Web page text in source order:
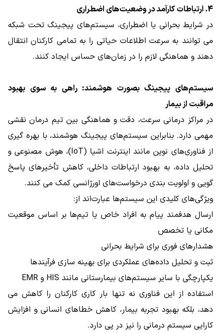
4. ارتباطات کارآمد در وضعیت‌های اضطراری
در شرایط بحرانی یا اضطراری، سیستم‌های پیجینگ تحت شبکه
می‌ توانند به‌ سرعت اطلاعات حیاتی را به تمامی کارکنان انتقال
دهند و هماهنگی لازم را در زمان‌های حساس ایجاد کنند.
سیستم‌های پیجینگ بصورت هوشمند: راهی به سوی بهبود
مراقبت از بیمار
در مراکز درمانی سرعت، دقت و هماهنگی بین تیم درمان نقشی
مهمی دارد. بنابراین سیستم‌های پیجینگ هوشمند، با بهره ‌گیری
از فناوری‌های نوین مانند اینترنت اشیا (IoT)، هوش مصنوعی و
تحلیل داده، به بهبود ارتباطات داخلی، کاهش تأخیرهای پاسخ‌
گویی و اولویت‌ بندی درخواست‌های اورژانسی کمک می ‌کنند.
ویژگی‌های کلیدی این سیستم‌ها عبارت‌اند از:
ارسال هدفمند پیام به افراد خاص یا تیم‌ها بر اساس موقعیت
مکانی یا تخصص
هشدارهای فوری برای شرایط بحرانی
ثبت و تحلیل داده‌های عملکردی برای بهینه ‌سازی فرآیندها
یکپارچگی با سایر سیستم‌های بیمارستانی مانند HIS و EMR
استفاده از این فناوری نه تنها بار کاری کارکنان را کاهش می
‌دهد، بلکه بهبود تجربه بیمار، کاهش خطاهای انسانی و افزایش
کارایی سیستم درمانی را نیز در پی دارد.